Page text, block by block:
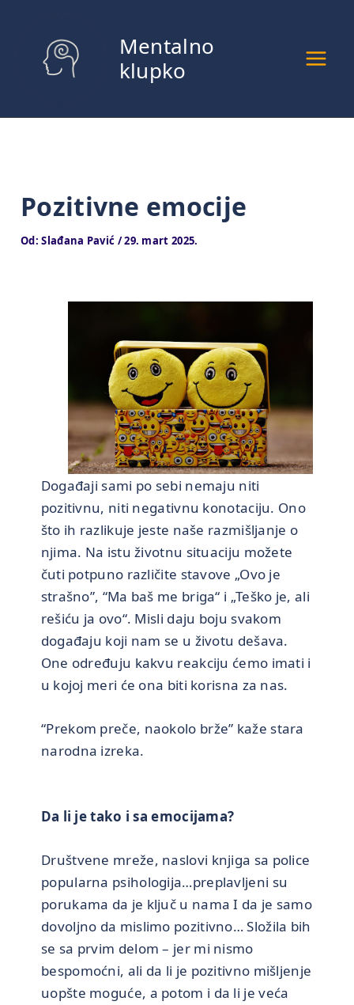
sadržaj
Mentalno
klupko
Pozitivne emocije
Od: Slađana Pavić /29. mart 2025.
Događaji sami po sebi nemaju niti
pozitivnu, niti negativnu konotaciju. Ono
što ih razlikuje jeste naše razmišljanje o
njima. Na istu životnu situaciju možete
čuti potpuno različite stavove „Ovo je
strašno”, “Ma baš me briga“ i „Teško je, ali
rešiću ja ovo“. Misli daju boju svakom
događaju koji nam se u životu dešava.
One određuju kakvu reakciju ćemo imati i
u kojoj meri će ona biti korisna za nas.
“Prekom preče, naokolo brže” kaže stara
narodna izreka.
Da li je tako i sa emocijama?
Društvene mreže, naslovi knjiga sa police
popularna psihologija…preplavljeni su
porukama da je ključ u nama I da je samo
dovoljno da mislimo pozitivno… Složila bih
se sa prvim delom – jer mi nismo
bespomoćni, ali da li je pozitivno mišljenje
uopšte moguće, a potom i da li je veća